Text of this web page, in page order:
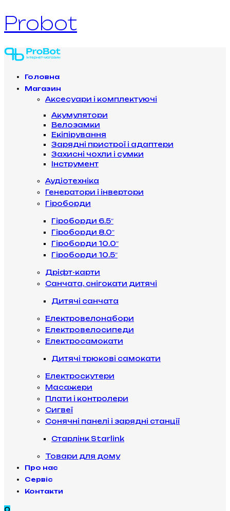
Probot
Головна
Магазин
Аксесуари і комплектуючі
Акумулятори
Велозамки
Екіпірування
Зарядні пристрої і адаптери
Захисні чохли і сумки
Інструмент
Аудіотехніка
Генератори і інвертори
Гіроборди
Гіроборди 6.5″
Гіроборди 8.0″
Гіроборди 10.0″
Гіроборди 10.5″
Дріфт-карти
Санчата, снігокати дитячі
Дитячі санчата
Електровелонабори
Електровелосипеди
Електросамокати
Дитячі трюкові самокати
Електроскутери
Масажери
Плати і контролери
Сигвеї
Сонячні панелі і зарядні станції
Старлінк Starlink
Товари для дому
Про нас
Сервіс
Контакти